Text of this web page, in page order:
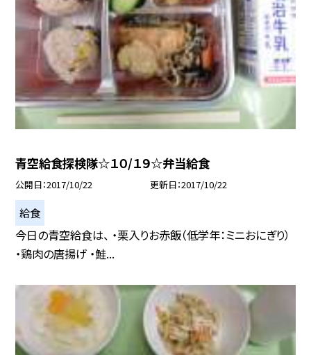
青空給食探検隊☆１０/１９☆弁当給食
公開日 2017/10/22 更新日 2017/10/22
給食
今日の青空給食は、 ・栗入りお赤飯（低学年：ミニおにぎり）
・鶏肉の唐揚げ ・鮭...